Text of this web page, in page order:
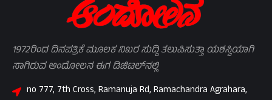
1972ರಿಂದ ದಿನಪತ್ರಿಕೆ ಮೂಲಕ ನಿಖರ ಸುದ್ದಿ ತಲುಪಿಸುತ್ತಾ ಯಶಸ್ವಿಯಾಗಿ
ಸಾಗಿರುವ ಆಂದೋಲನ ಈಗ ಡಿಜಿಟಲ್‌ನಲ್ಲಿ
no 777, 7th Cross, Ramanuja Rd, Ramachandra Agrahara,